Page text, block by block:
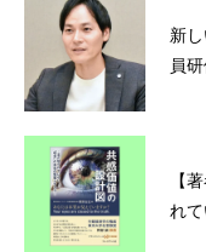
新
員
【
れ